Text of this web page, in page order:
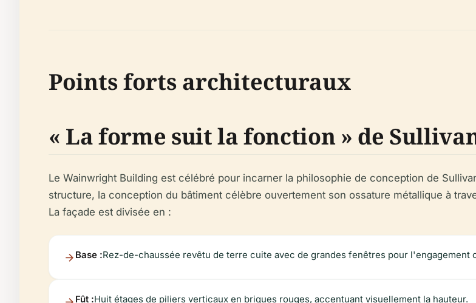
Points forts architecturaux
« La forme suit la fonction » de
Le Wainwright Building est célébré pour incarner la philosophie de conception de
structure, la conception du bâtiment célèbre ouvertement son ossature métallique à
La façade est divisée en :
Base :Rez-de-chaussée revêtu de terre cuite avec de grandes fenêtres pour l'engagement
Fût :Huit étages de piliers verticaux en briques rouges, accentuant visuellement la hauteur.